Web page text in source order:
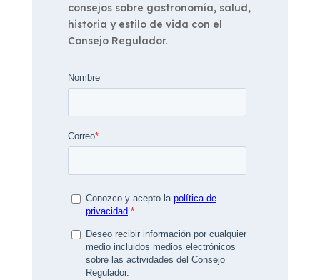
consejos sobre gastronomía, salud,
historia y estilo de vida con el
Consejo Regulador.